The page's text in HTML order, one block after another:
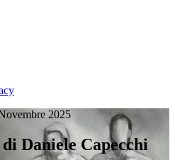
2025
Daniele Capecchi